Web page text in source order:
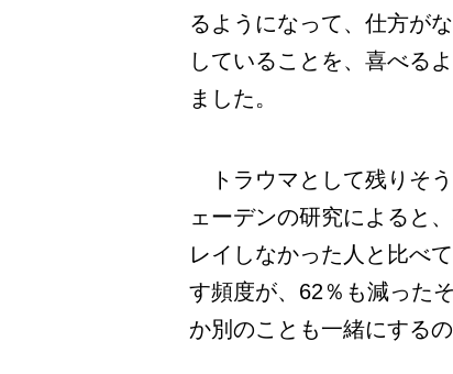
るようになって、仕方が
していることを、喜べる
ました。
トラウマとして残りそ
ェーデンの研究によると
レイしなかった人と比べ
す頻度が、62％も減った
か別のことも一緒にする